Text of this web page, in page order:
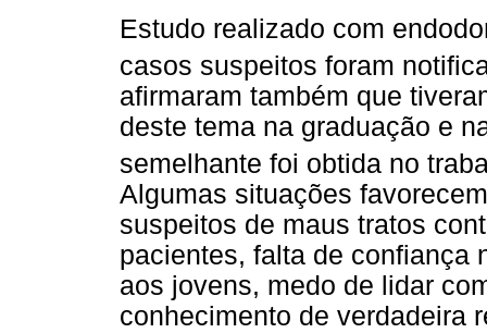
Estudo realizado com
casos suspeitos foram
afirmaram também que
deste tema na graduação e
semelhante foi obtida no
Algumas situações
suspeitos de maus tratos
pacientes, falta de confiança
aos jovens, medo de lidar
conhecimento de verdadeira